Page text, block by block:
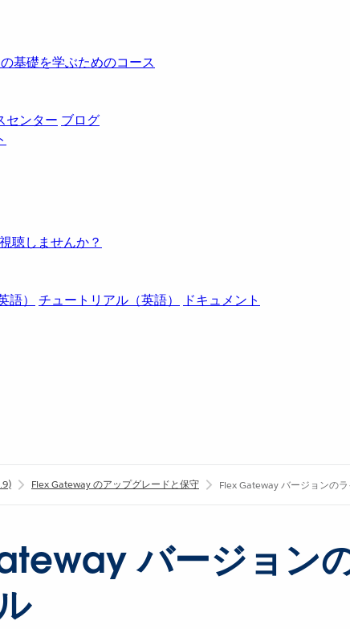
基礎を学ぶためのコース
センター ブログ
聴しませんか？
語） チュートリアル（英語）
ドキュメント
Flex Gateway のアップグレードと保守 Flex Gateway バージョンの
バージョン